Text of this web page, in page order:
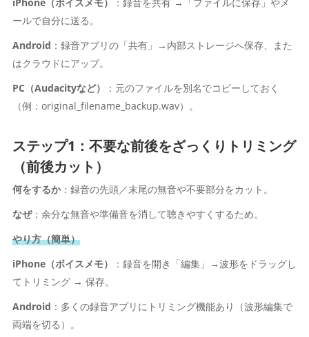
ールで自分に送る。
Android ：録音アプリの「共有」→内部ストレージへ保存、また
はクラウドにアップ。
PC（Audacityなど）
：元のファイルを別名でコピーしておく
（例：original_filename_backup.wav）。
ステップ1：不要な前後をざっくりトリミング
（前後カット）
何をするか：録音の先頭／末尾の無音や不要部分をカット。
なぜ：余分な無音や準備音を消して聴きやすくするため。
やり方（簡単）
iPhone（ボイスメモ）
：録音を開き「編集」→波形をドラッグし
てトリミング → 保存。
Android ：多くの録音アプリにトリミング機能あり（波形編集で
両端を切る）。